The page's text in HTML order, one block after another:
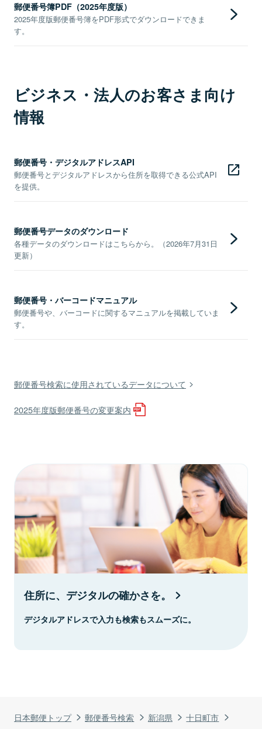
日本郵便トップ 郵便番号検索 新潟県
十日町市
郵便番号簿PDF（2025年度版）
2025年度版郵便番号簿をPDF形式でダウンロードできま
す。
ビジネス・法人のお客さま向け
情報
郵便番号・デジタルアドレスAPI
郵便番号とデジタルアドレスから住所を取得できる公式API
を提供。
郵便番号データのダウンロード
各種データのダウンロードはこちらから。（2026年7月31日
更新）
郵便番号・バーコードマニュアル
郵便番号や、バーコードに関するマニュアルを掲載していま
す。
郵便番号検索に使用されているデータについて
2025年度版郵便番号の変更案内
住所に、デジタルの確かさを。
デジタルアドレスで入力も検索もスムーズに。